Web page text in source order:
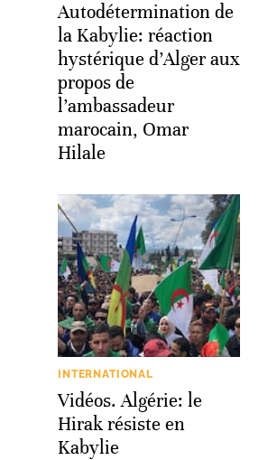
Autodétermination de
la Kabylie: réaction
hystérique d’Alger aux
propos de
l’ambassadeur
marocain, Omar
Hilale
INTERNATIONAL
Vidéos. Algérie: le
Hirak résiste en
Kabylie